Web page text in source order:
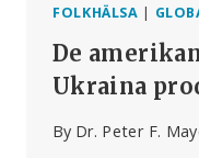
FOLKHÄLSA |
De
Ukraina
By Dr. Peter F.